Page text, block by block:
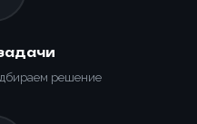
решение